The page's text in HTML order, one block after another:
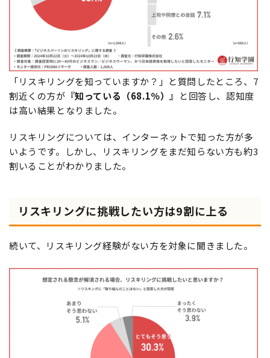
「リスキリングを知っていますか？」と質問したところ、7
割近くの方が 『知っている（68.1％）』
と回答し、認知度
は高い結果となりました。
リスキリングについては、インターネットで知った方が多
いようです。しかし、リスキリングをまだ知らない方も約3
割いることがわかりました。
リスキリングに挑戦したい方は9割に上る
続いて、リスキリング経験がない方を対象に聞きました。